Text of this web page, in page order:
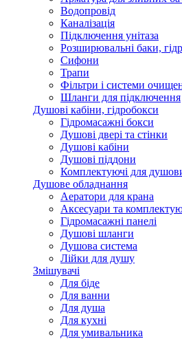
Водопровід
Каналізація
Підключення унітаза
Розширювальні баки,
Сифони
Трапи
Фільтри і системи
Шланги для підключення
Душові кабіни, гідробокси
Гідромасажні бокси
Душові двері та стінки
Душові кабіни
Душові піддони
Комплектуючі для
Душове обладнання
Аератори для крана
Аксесуари та
Гідромасажні панелі
Душові шланги
Душова система
Лійки для душу
Змішувачі
Для біде
Для ванни
Для душа
Для кухні
Для умивальника